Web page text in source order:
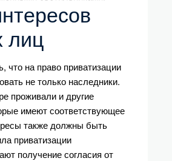
лиц
что на право приватизации
не только наследники.
проживали и другие
имеют соответствующее
также должны быть
приватизации
получение согласия от